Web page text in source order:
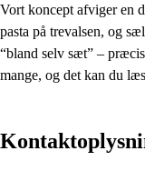
Vort koncept afviger en
pasta på trevalsen, og
“bland selv sæt” –
mange, og det kan du